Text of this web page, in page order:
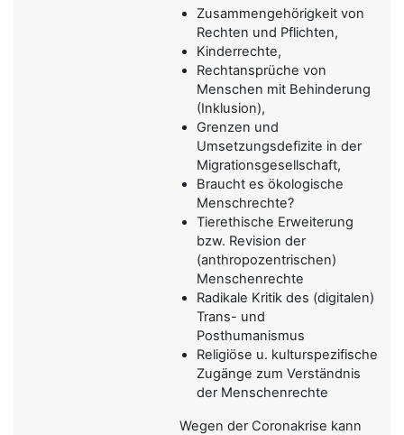
Zusammengehörigkeit von
Rechten und Pflichten,
Kinderrechte,
Rechtansprüche von
Menschen mit Behinderung
(Inklusion),
Grenzen und
Umsetzungsdefizite in der
Migrationsgesellschaft,
Braucht es ökologische
Menschrechte?
Tierethische Erweiterung
bzw. Revision der
(anthropozentrischen)
Menschenrechte
Radikale Kritik des (digitalen)
Trans- und
Posthumanismus
Religiöse u. kulturspezifische
Zugänge zum Verständnis
der Menschenrechte
Wegen der Coronakrise kann